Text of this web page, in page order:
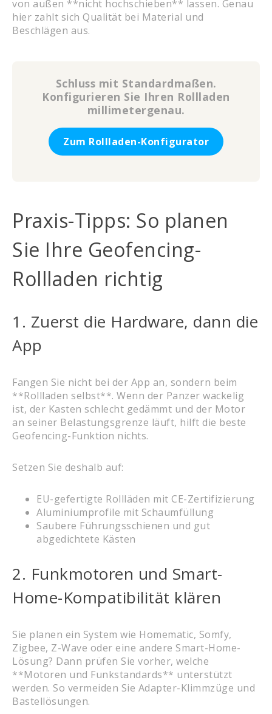
von außen **nicht hochschieben** lassen. Genau
hier zahlt sich Qualität bei Material und
Beschlägen aus.
Schluss mit Standardmaßen.
Konfigurieren Sie Ihren Rollladen
millimetergenau.
Zum Rollladen-Konfigurator
Praxis-Tipps: So planen
Sie Ihre Geofencing-
Rollladen richtig
1. Zuerst die Hardware, dann die
App
Fangen Sie nicht bei der App an, sondern beim
**Rollladen selbst**. Wenn der Panzer wackelig
ist, der Kasten schlecht gedämmt und der Motor
an seiner Belastungsgrenze läuft, hilft die beste
Geofencing-Funktion nichts.
Setzen Sie deshalb auf:
EU-gefertigte Rollläden mit CE-Zertifizierung
Aluminiumprofile mit Schaumfüllung
Saubere Führungsschienen und gut
abgedichtete Kästen
2. Funkmotoren und Smart-
Home-Kompatibilität klären
Sie planen ein System wie Homematic, Somfy,
Zigbee, Z-Wave oder eine andere Smart-Home-
Lösung? Dann prüfen Sie vorher, welche
**Motoren und Funkstandards** unterstützt
werden. So vermeiden Sie Adapter-Klimmzüge und
Bastellösungen.